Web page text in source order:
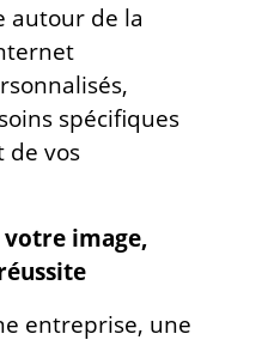
autour de la
spécifiques
de vos
image,
entreprise, une